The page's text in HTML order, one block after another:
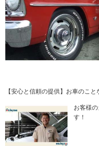
【安心と信頼の提供】お車のこ
お客様
す！